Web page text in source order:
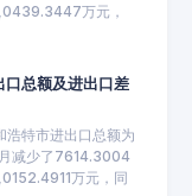
万元，
总额及进出口差
特市进出口总额为
减少了7614.3004
万元，同